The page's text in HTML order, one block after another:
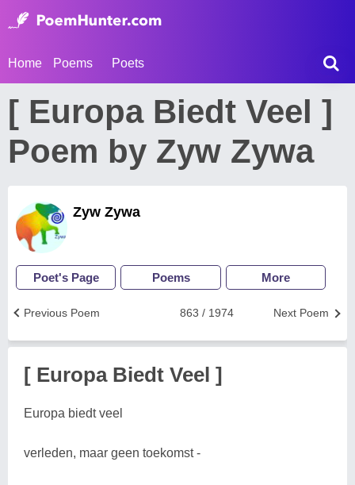
Home Poems Poets
[ Europa Biedt Veel ]
Poem by Zyw Zywa
Zyw Zywa
Poet's Page Poems More
Next Poem
863 / 1974
Previous Poem
[ Europa Biedt Veel ]
Europa biedt veel
verleden, maar geen toekomst -